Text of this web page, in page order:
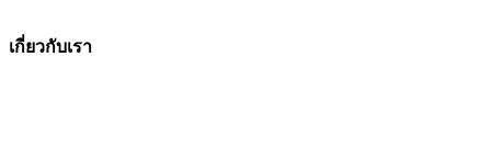
เกี่ยวกับเรา